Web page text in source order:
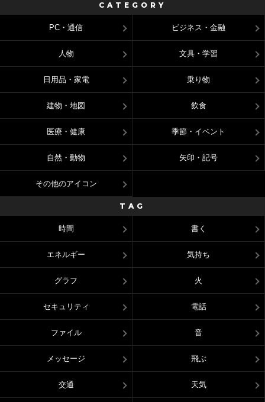
CATEGORY
PC・通信 ビジネス・金融
人物 文具・学習
日用品・家電 乗り物
建物・地図 飲食
医療・健康 季節・イベント
自然・動物 矢印・記号
その他のアイコン
TAG
時間 書く
エネルギー 気持ち
グラフ 火
セキュリティ 電話
ファイル 音
メッセージ 飛ぶ
交通 天気